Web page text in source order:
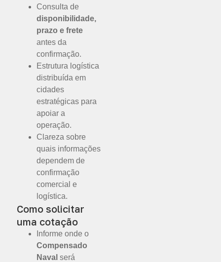
Consulta de
disponibilidade,
prazo e frete
antes da
confirmação.
Estrutura logística
distribuída em
cidades
estratégicas para
apoiar a
operação.
Clareza sobre
quais informações
dependem de
confirmação
comercial e
logística.
Como solicitar
uma cotação
Informe onde o
Compensado
Naval será